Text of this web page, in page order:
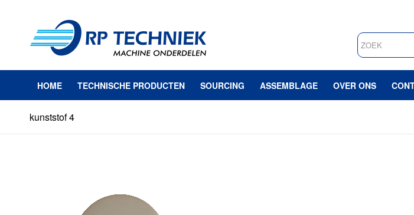
HOME TECHNISCHE PRODUCTEN SOURCING ASSEMBLAGE OVER ONS
kunststof 4